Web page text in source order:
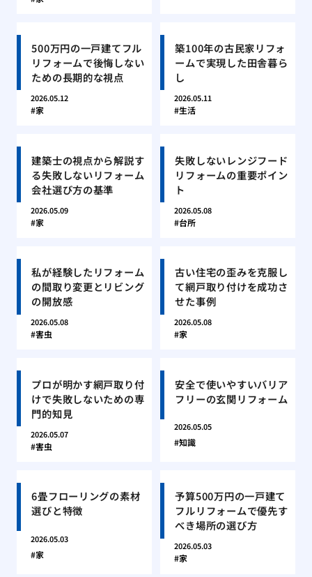
500万円の一戸建てフル
リフォームで後悔しない
ための長期的な視点
2026.05.12
家
築100年の古民家リフォ
ームで実現した田舎暮ら
し
2026.05.11
生活
建築士の視点から解説す
る失敗しないリフォーム
会社選び方の基準
2026.05.09
家
失敗しないレンジフード
リフォームの重要ポイン
ト
2026.05.08
台所
私が経験したリフォーム
の間取り変更とリビング
の開放感
2026.05.08
害虫
古い住宅の歪みを克服し
て網戸取り付けを成功さ
せた事例
2026.05.08
家
プロが明かす網戸取り付
けで失敗しないための専
門的知見
2026.05.07
害虫
安全で使いやすいバリア
フリーの玄関リフォーム
2026.05.05
知識
6畳フローリングの素材
選びと特徴
2026.05.03
家
予算500万円の一戸建て
フルリフォームで優先す
べき場所の選び方
2026.05.03
家